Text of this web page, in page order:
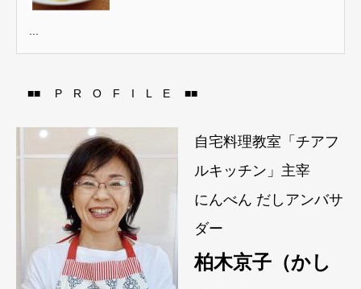
■■ P R O F I L E ■■
自宅料理教室「チアフ
ルキッチン」主宰
にんべん だしアンバサ
ダー
柏木京子（かし